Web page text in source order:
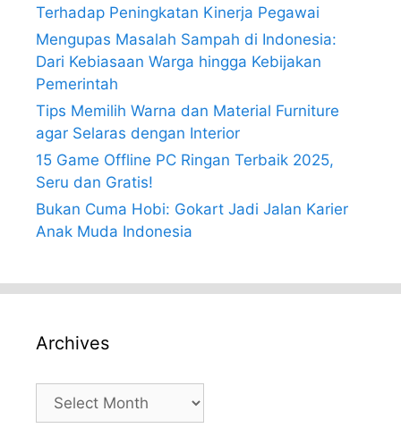
Terhadap Peningkatan Kinerja Pegawai
Mengupas Masalah Sampah di Indonesia:
Dari Kebiasaan Warga hingga Kebijakan
Pemerintah
Tips Memilih Warna dan Material Furniture
agar Selaras dengan Interior
15 Game Offline PC Ringan Terbaik 2025,
Seru dan Gratis!
Bukan Cuma Hobi: Gokart Jadi Jalan Karier
Anak Muda Indonesia
Archives
Archives